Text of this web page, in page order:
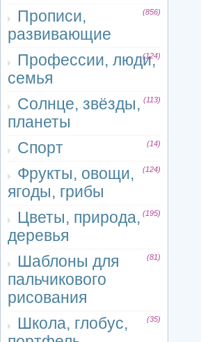
Прописи,
развивающие
(856)
Профессии, люди,
семья
(124)
Солнце, звёзды,
планеты
(113)
Спорт (14)
Фрукты, овощи,
ягоды, грибы
(124)
Цветы, природа,
деревья
(195)
Шаблоны для
пальчикового
рисования
(81)
Школа, глобус,
(35)